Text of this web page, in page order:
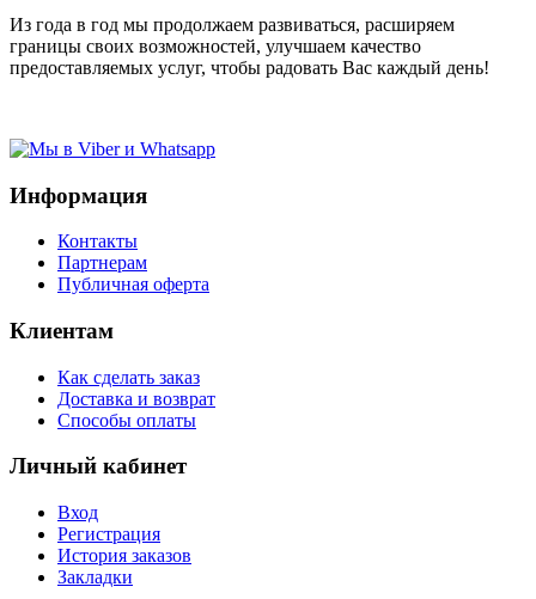
Из года в год мы продолжаем развиваться, расширяем
границы своих возможностей, улучшаем качество
предоставляемых услуг, чтобы радовать Вас каждый день!
Информация
Контакты
Партнерам
Публичная оферта
Клиентам
Как сделать заказ
Доставка и возврат
Способы оплаты
Личный кабинет
Вход
Регистрация
История заказов
Закладки